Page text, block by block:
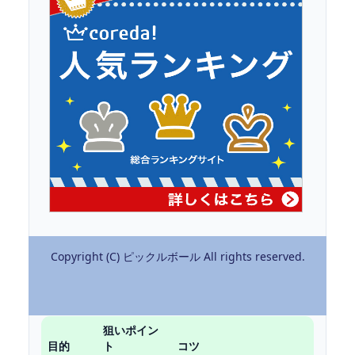
Copyright (C) ピックルボール All rights reserved.
目的
狙いポイン
ト
コツ